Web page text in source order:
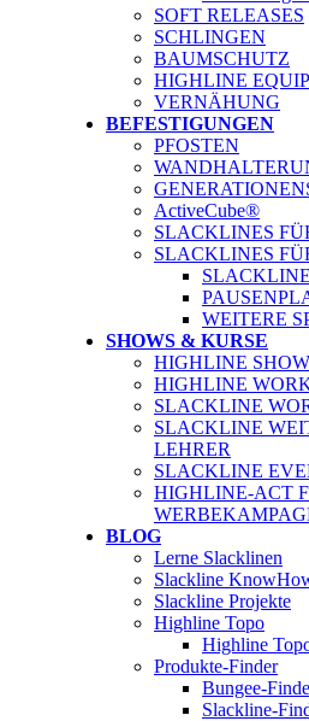
SOFT RELEASES
SCHLINGEN
BAUMSCHUTZ
HIGHLINE
VERNÄHUNG
BEFESTIGUNGEN
PFOSTEN
ActiveCube®
SLACKLINES
SLACKLINES
WEITERE
SHOWS & KURSE
HIGHLINE
HIGHLINE
SLACKLINE
SLACKLINE
LEHRER
SLACKLINE
HIGHLINE-ACT
BLOG
Lerne Slacklinen
Slackline
Slackline Projekte
Highline Topo
Highline
Produkte-Finder
Bungee-
Slackline-